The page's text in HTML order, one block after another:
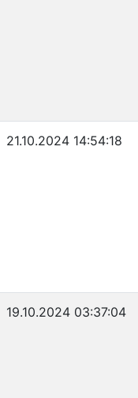
21.10.2024 14:54:18
19.10.2024 03:37:04